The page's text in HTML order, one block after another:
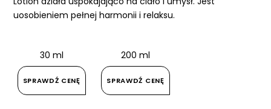
uosobieniem pełnej harmonii i relaksu.
30 ml
SPRAWDŹ CENĘ
200 ml
SPRAWDŹ CENĘ